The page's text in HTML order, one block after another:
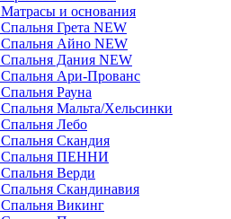
Гостиная Odri
Гостиная Pollo
Гостиная Доната
Гостиная ICONS
Гостиная Riva
Гостиная Французкий Прованс
Гостиная Верди
Двуспальные кровати
Односпальные кровати
Тумбы прикроватные